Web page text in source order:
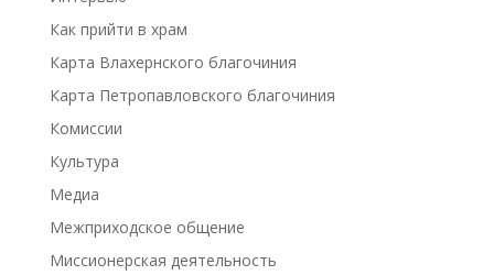
Как прийти в храм
Карта Влахернского благочиния
Карта Петропавловского благочиния
Комиссии
Культура
Медиа
Межприходское общение
Миссионерская деятельность